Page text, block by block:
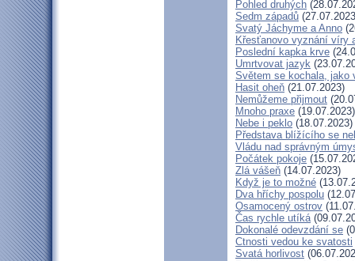
Pohled druhých
Sedm západů
Svatý Jáchyme a Anno
Křesťanovo vyznání víry
Poslední kapka krve
Umrtvovat jazyk
Světem se kochala, jako
Hasit oheň (21.07.2023)
Nemůžeme přijmout
Mnoho praxe (19.07.2023)
Nebe i peklo (18.07.2023)
Představa blížícího se
Vládu nad správným
Počátek pokoje
Zlá vášeň (14.07.2023)
Když je to možné
Dva hříchy pospolu
Osamocený ostrov
Čas rychle utíká
Dokonalé odevzdání se
Ctnosti vedou ke svatosti
Svatá horlivost